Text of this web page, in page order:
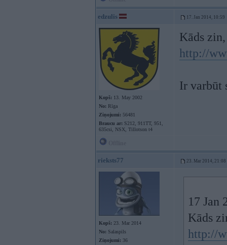
edzulis 17. Jan 2014, 10:59
Kopš: 13. May 2002
No: Rīga
Ziņojumi: 56481
Braucu ar: S212, 911TT, 951,
635csi, NSX, Tillotson t4
Kāds
http://
Ir varbūt
rieksts77 23. Mar 2014, 21:08
Kopš: 23. Mar 2014
No: Salaspils
Ziņojumi: 36
17 Jan
Kāds
http://